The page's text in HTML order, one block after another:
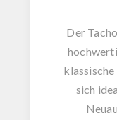
Der
sich